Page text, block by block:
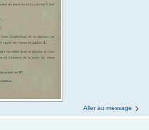
Aller au message